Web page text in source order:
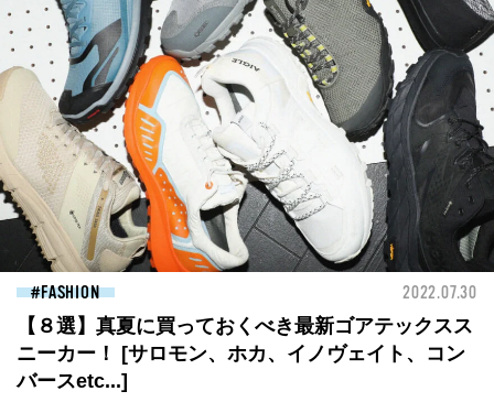
FASHION 2022.07.30
【８選】真夏に買っておくべき最新ゴアテックスス
ニーカー！ [サロモン、ホカ、イノヴェイト、コン
バースetc...]